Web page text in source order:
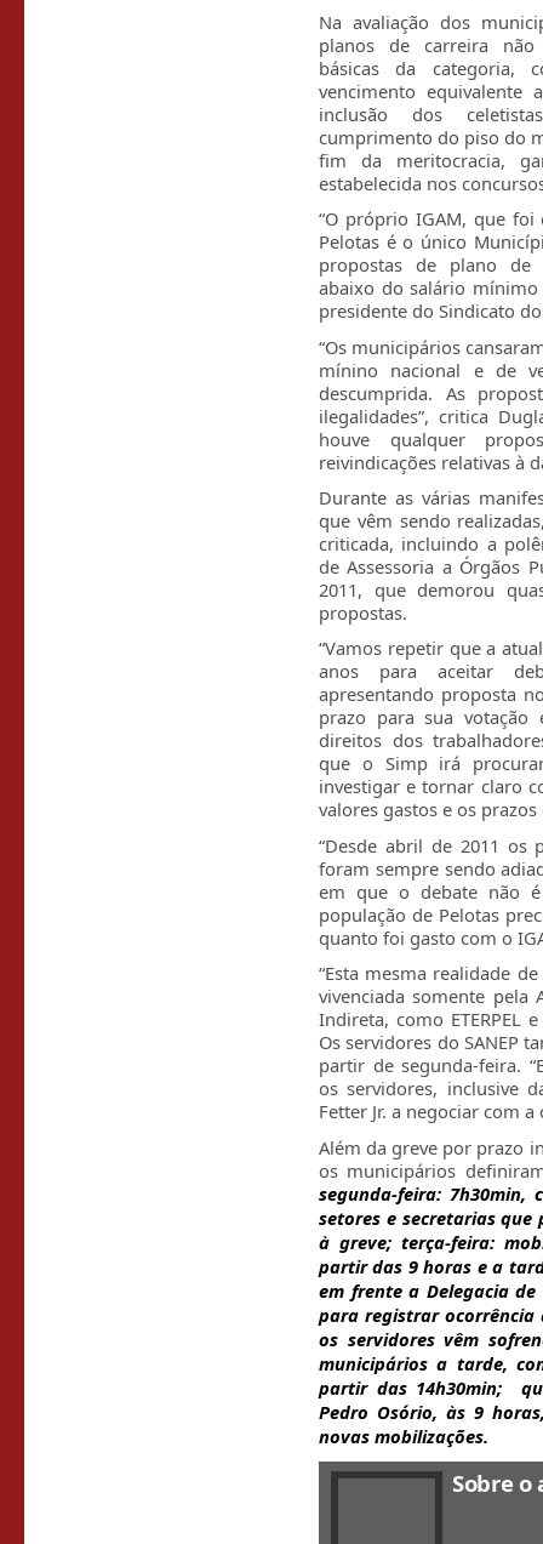
Na avaliação dos
planos de carreira não
básicas da categoria,
vencimento
inclusão dos
cumprimento do piso do
fim da meritocracia,
estabelecida nos
“O próprio IGAM, que
Pelotas é o único
propostas de plano de
abaixo do salário mínimo
presidente do Sindicato
“Os municipários
mínino nacional e de
descumprida. As
ilegalidades”, critica
houve qualquer
reivindicações relativas à
Durante as várias
que vêm sendo
criticada, incluindo a
de Assessoria a Órgãos
2011, que demorou
propostas.
“Vamos repetir que a
anos para aceitar
apresentando proposta
prazo para sua votação
direitos dos
que o Simp irá
investigar e tornar claro
valores gastos e os
“Desde abril de 2011 os
foram sempre sendo
em que o debate não
população de Pelotas
quanto foi gasto com o
“Esta mesma realidade
vivenciada somente pela
Indireta, como ETERPEL
Os servidores do SANEP
partir de segunda-feira.
os servidores, inclusive
Fetter Jr. a negociar com a
Além da greve por prazo
os municipários
segunda-feira: 7h30min,
setores e secretarias
à greve; terça-feira:
partir das 9 horas e a
em frente a Delegacia de
para registrar ocorrência
os servidores vêm
municipários a tarde,
partir das 14h30min;
Pedro Osório, às 9
novas mobilizações.
Sobre o